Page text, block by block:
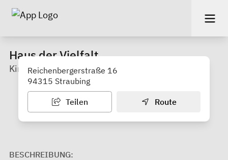
Haus der Vielfalt
Kindergarten
Reichenbergerstraße 16
94315 Straubing
Teilen Route
BESCHREIBUNG: